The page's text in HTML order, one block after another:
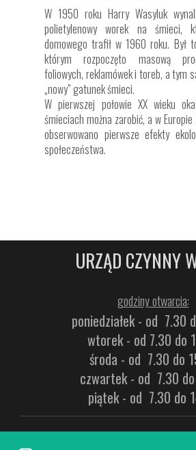
W 1950 roku Harry Wasyluk
polietylenowy worek na śmieci,
domowego trafił w 1960 roku. Był
którym rozpoczęto masową
foliowych, reklamówek i toreb, a tym
„nowy” gatunek śmieci.
W pierwszej połowie XX wieku
śmieciach można zarobić, a w
obserwowano pierwsze efekty
społeczeństwa.
URZĄD CZYNNY
godziny otwarcia:
poniedziałek - od 7.30
wtorek - od 7.30 do
środa - od 7.30 do
czwartek - od 7.30
piątek - od 7.30 do